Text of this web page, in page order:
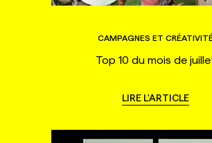
CAMPAGNES ET
Top 10 du mois de
LIRE L'ARTICLE